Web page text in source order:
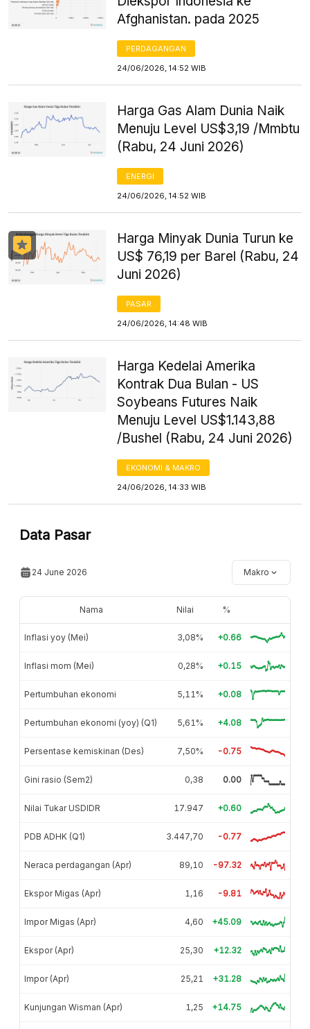
Afghanistan. pada 2025
PERDAGANGAN
24/06/2026, 14:52 WIB
Harga Gas Alam Dunia Naik
Menuju Level US$3,19 /Mmbtu
(Rabu, 24 Juni 2026)
ENERGI
24/06/2026, 14:52 WIB
Harga Minyak Dunia Turun ke
US$ 76,19 per Barel (Rabu, 24
Juni 2026)
PASAR
24/06/2026, 14:48 WIB
Harga Kedelai Amerika
Kontrak Dua Bulan - US
Soybeans Futures Naik
Menuju Level US$1.143,88
/Bushel (Rabu, 24 Juni 2026)
EKONOMI & MAKRO
24/06/2026, 14:33 WIB
Data Pasar
24 June 2026 Makro
Nama Nilai %
Inflasi yoy (Mei) 3,08% +0.66
Inflasi mom (Mei) 0,28% +0.15
Pertumbuhan ekonomi 5,11% +0.08
Pertumbuhan ekonomi (yoy) (Q1) 5,61% +4.08
Persentase kemiskinan (Des) 7,50% -0.75
Gini rasio (Sem2) 0,38 0.00
Nilai Tukar USDIDR 17.947 +0.60
PDB ADHK (Q1) 3.447,70 -0.77
Neraca perdagangan (Apr) 89,10 -97.32
Ekspor Migas (Apr) 1,16 -9.81
Impor Migas (Apr) 4,60 +45.09
Ekspor (Apr) 25,30 +12.32
Impor (Apr) 25,21 +31.28
Kunjungan Wisman (Apr) 1,25 +14.75